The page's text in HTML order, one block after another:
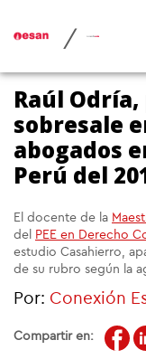
/
Raúl Odría,
sobresale
abogados
Perú del
El docente de la
del
PEE en Derecho
estudio Casahierro,
de su rubro según la
Por: Conexión
Compartir en: